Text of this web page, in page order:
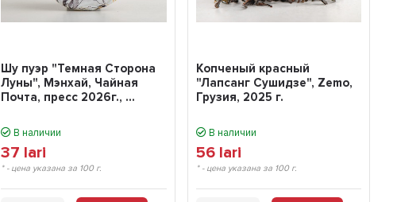
Шу пуэр "Темная Сторона
Луны", Мэнхай, Чайная
Почта, пресс 2026г., ...
В наличии
37 lari
* - цена указана за 100 г.
Копченый красный
"Лапсанг Сушидзе", Zemo,
Грузия, 2025 г.
В наличии
56 lari
* - цена указана за 100 г.